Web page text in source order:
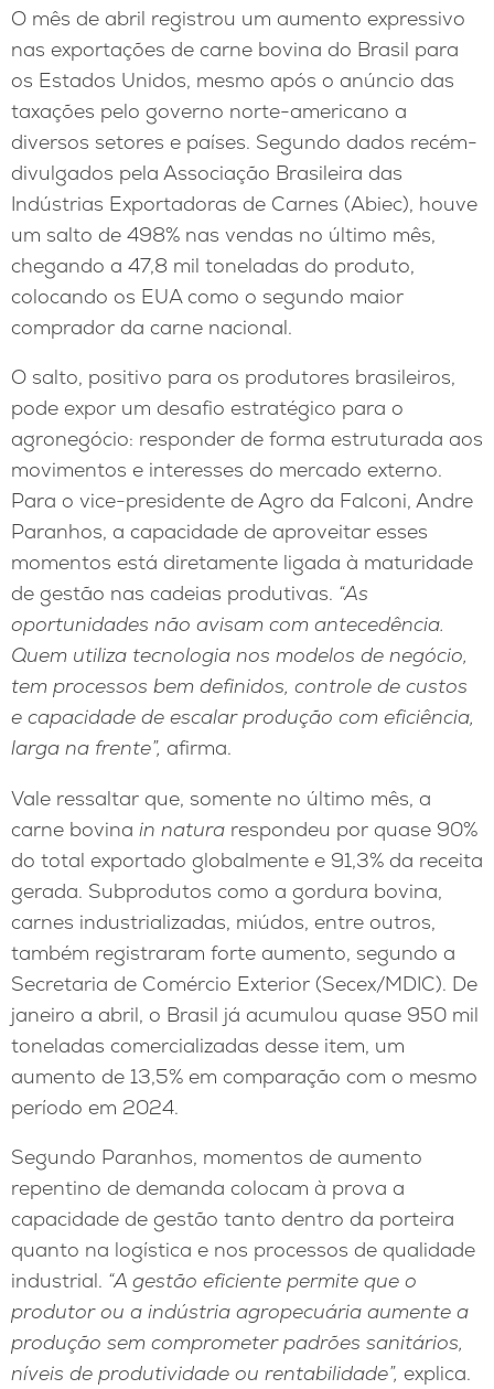
O mês de abril registrou um aumento expressivo
nas exportações de carne bovina do Brasil para
os Estados Unidos, mesmo após o anúncio das
taxações pelo governo norte-americano a
diversos setores e países. Segundo dados recém-
divulgados pela Associação Brasileira das
Indústrias Exportadoras de Carnes (Abiec), houve
um salto de 498% nas vendas no último mês,
chegando a 47,8 mil toneladas do produto,
colocando os EUA como o segundo maior
comprador da carne nacional.
O salto, positivo para os produtores brasileiros,
pode expor um desafio estratégico para o
agronegócio: responder de forma estruturada aos
movimentos e interesses do mercado externo.
Para o vice-presidente de Agro da Falconi, Andre
Paranhos, a capacidade de aproveitar esses
momentos está diretamente ligada à maturidade
de gestão nas cadeias produtivas. “As
oportunidades não avisam com antecedência.
Quem utiliza tecnologia nos modelos de negócio,
tem processos bem definidos, controle de custos
e capacidade de escalar produção com eficiência,
larga na frente”, afirma.
Vale ressaltar que, somente no último mês, a
carne bovina in natura respondeu por quase 90%
do total exportado globalmente e 91,3% da receita
gerada. Subprodutos como a gordura bovina,
carnes industrializadas, miúdos, entre outros,
também registraram forte aumento, segundo a
Secretaria de Comércio Exterior (Secex/MDIC). De
janeiro a abril, o Brasil já acumulou quase 950 mil
toneladas comercializadas desse item, um
aumento de 13,5% em comparação com o mesmo
período em 2024.
Segundo Paranhos, momentos de aumento
repentino de demanda colocam à prova a
capacidade de gestão tanto dentro da porteira
quanto na logística e nos processos de qualidade
industrial. “A gestão eficiente permite que o
produtor ou a indústria agropecuária aumente a
produção sem comprometer padrões sanitários,
níveis de produtividade ou rentabilidade”, explica.